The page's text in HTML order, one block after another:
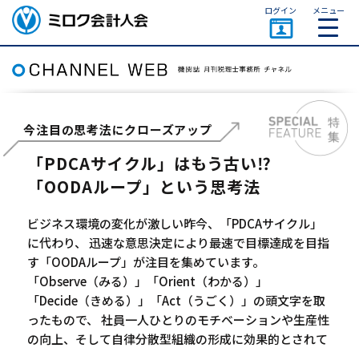
ミロク会計人会 MIROKU
ACCOUNTING PERSON
ASSOCIATION
ログイン メニュー
今注目の思考法にクローズアップ
「PDCAサイクル」はもう古い⁉
「OODAループ」という思考法
ビジネス環境の変化が激しい昨今、「PDCAサイクル」
に代わり、 迅速な意思決定により最速で目標達成を目指
す「OODAループ」が注目を集めています。
「Observe（みる）」「Orient（わかる）」
「Decide（きめる）」「Act（うごく）」の頭文字を取
ったもので、 社員一人ひとりのモチベーションや生産性
の向上、そして自律分散型組織の形成に効果的とされて